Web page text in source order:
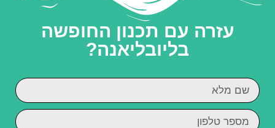
עזרה עם תכנון החופשה
בליובליאנה?